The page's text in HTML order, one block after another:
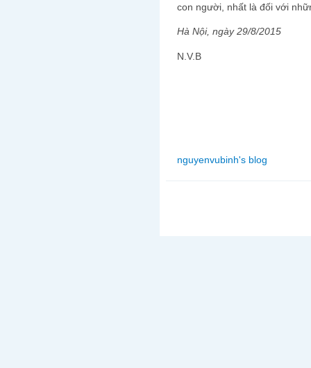
con người, nhất là đối với
Hà Nội, ngày 29/8/2015
N.V.B
nguyenvubinh's blog